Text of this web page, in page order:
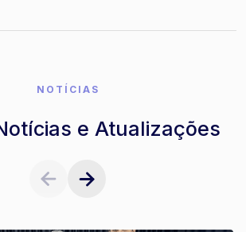
NOTÍCIAS
e Atualizações